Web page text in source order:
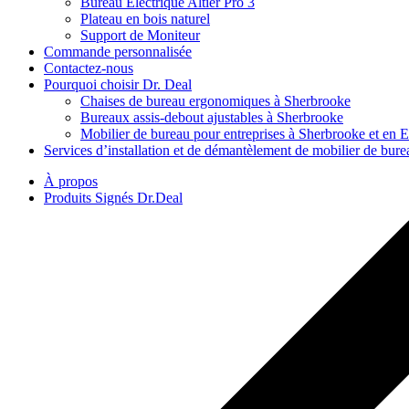
Plateau en bois naturel
Support de Moniteur
Commande personnalisée
Contactez-nous
Pourquoi choisir Dr. Deal
Chaises de bureau ergonomiques à Sherbrooke
Bureaux assis-debout ajustables à Sherbrooke
Mobilier de bureau pour entreprises à Sherbrooke et en
Services d’installation et de démantèlement de mobilier de
À propos
Produits Signés Dr.Deal